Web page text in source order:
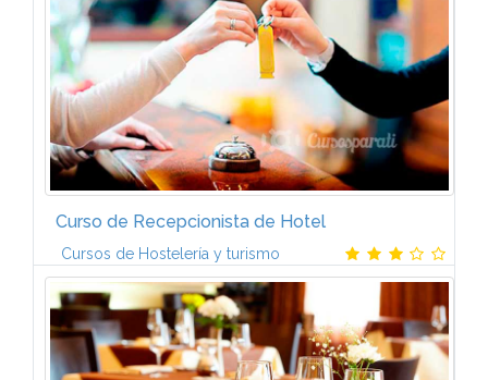
Desayuno internacional...
Curso de Recepcionista de Hotel
Cursos de Hostelería y turismo
MODULO 1. Acciones comerciales y reservasTema 1.
Gestión de reservas de habitaciones y otros servicios
de alojamientos.Tema 2. Diseño y ejecución de
acciones comerciales en...